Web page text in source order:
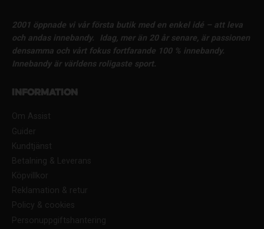
2001 öppnade vi vår första butik med en enkel idé – att leva
och andas innebandy.
Idag, mer än 20 år senare, är passionen
densamma och vårt fokus fortfarande 100 % innebandy.
Innebandy är världens roligaste sport.
Information
Om Assist
Guider
Kundtjänst
Betalning & Leverans
Köpvillkor
Reklamation & retur
Policy & cookies
Personuppgiftshantering